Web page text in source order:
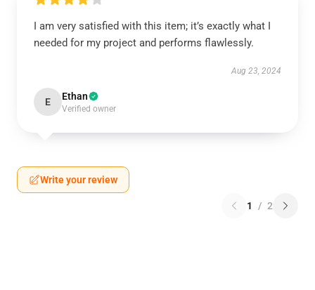
I am very satisfied with this item; it’s exactly what I
needed for my project and performs flawlessly.
Aug 23, 2024
E Ethan
Verified owner
Write your review
1 / 2